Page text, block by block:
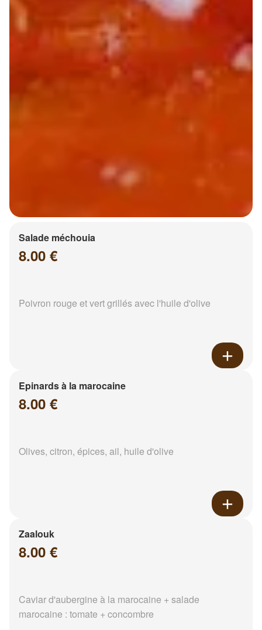
Salade méchouia
8.00 €
Poivron rouge et vert grillés avec l'huile d'olive
Epinards à la marocaine
8.00 €
Olives, citron, épices, ail, huile d'olive
Zaalouk
8.00 €
Caviar d'aubergine à la marocaine + salade
marocaine : tomate + concombre